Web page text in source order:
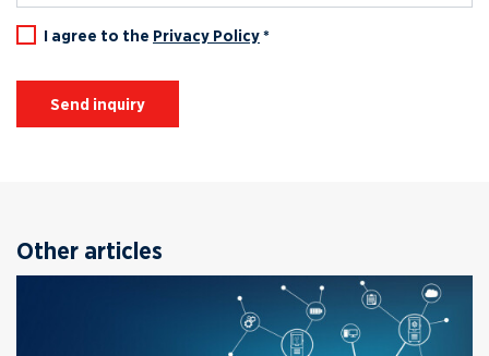
I agree to the Privacy Policy*
Send inquiry
Other articles